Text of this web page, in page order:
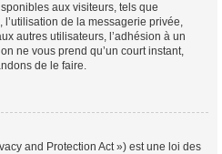
aux visiteurs, tels que
l’utilisation de la messagerie privée,
autres utilisateurs, l’adhésion à un
ne vous prend qu’un court instant,
de le faire.
and Protection Act ») est une loi des